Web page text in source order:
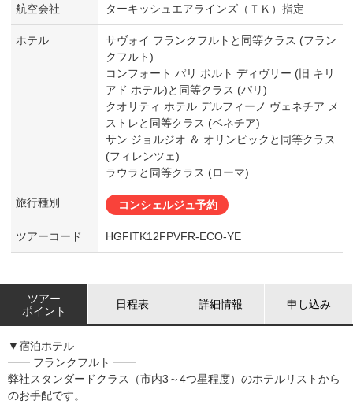
航空会社 ターキッシュエアラインズ（ＴＫ）指定
ホテル
サヴォイ フランクフルトと同等クラス (フラン
クフルト)
コンフォート パリ ポルト ディヴリー (旧 キリ
アド ホテル)と同等クラス (パリ)
クオリティ ホテル デルフィーノ ヴェネチア メ
ストレと同等クラス (ベネチア)
サン ジョルジオ ＆ オリンピックと同等クラス
(フィレンツェ)
ラウラと同等クラス (ローマ)
旅行種別 コンシェルジュ予約
ツアーコード HGFITK12FPVFR-ECO-YE
ツアー
ポイント
日程表 詳細情報 申し込み
▼宿泊ホテル
━━ フランクフルト ━━
弊社スタンダードクラス（市内3～4つ星程度）のホテルリストから
のお手配です。